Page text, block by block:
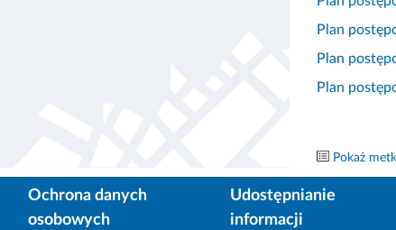
Plan
Plan
Plan
Pokaż
Ochrona danych
osobowych
Udostępnianie
informacji